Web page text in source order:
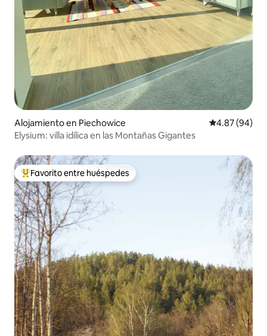
Alojamiento en Piechowice Calificación
4.87 (94)
Elysium: villa idílica en las Montañas Gigantes
Favorito entre huéspedes preferido
Favorito entre huéspedes